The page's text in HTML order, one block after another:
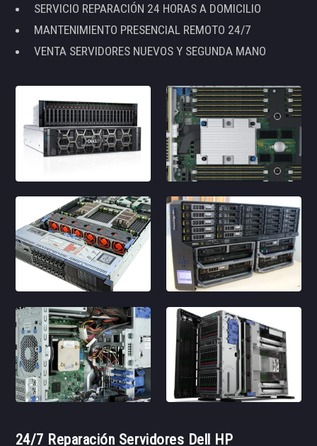
SERVICIO REPARACIÓN 24 HORAS A DOMICILIO
MANTENIMIENTO PRESENCIAL REMOTO 24/7
VENTA SERVIDORES NUEVOS Y SEGUNDA MANO
24/7 Reparación Servidores Dell HP